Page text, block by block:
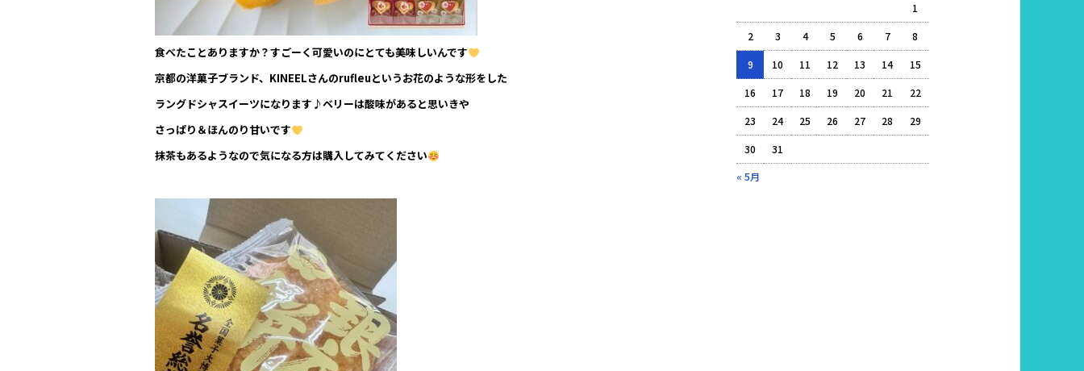
食べたことありますか？すごーく可愛いのにとても美味しいんです
京都の洋菓子ブランド、KINEELさんのrufleuというお花のような形をした
ラングドシャスイーツになります♪ベリーは酸味があると思いきや
さっぱり＆ほんのり甘いです
抹茶もあるようなので気になる方は購入してみてください
« 5月
1
2 3 4 5 6 7 8
9 10 11 12 13 14 15
16 17 18 19 20 21 22
23 24 25 26 27 28 29
30 31